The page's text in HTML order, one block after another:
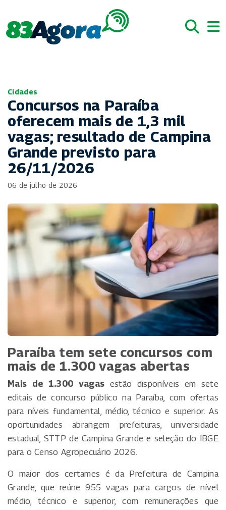
Cidades
Concursos na Paraíba
oferecem mais de 1,3 mil
vagas; resultado de Campina
Grande previsto para
26/11/2026
06 de julho de 2026
Paraíba tem sete concursos com
mais de 1.300 vagas abertas
Mais de 1.300 vagas estão disponíveis em sete
editais de concurso público na Paraíba, com ofertas
para níveis fundamental, médio, técnico e superior. As
oportunidades abrangem prefeituras, universidade
estadual, STTP de Campina Grande e seleção do IBGE
para o Censo Agropecuário 2026.
O maior dos certames é da Prefeitura de Campina
Grande, que reúne 955 vagas para cargos de nível
médio, técnico e superior, com remunerações que